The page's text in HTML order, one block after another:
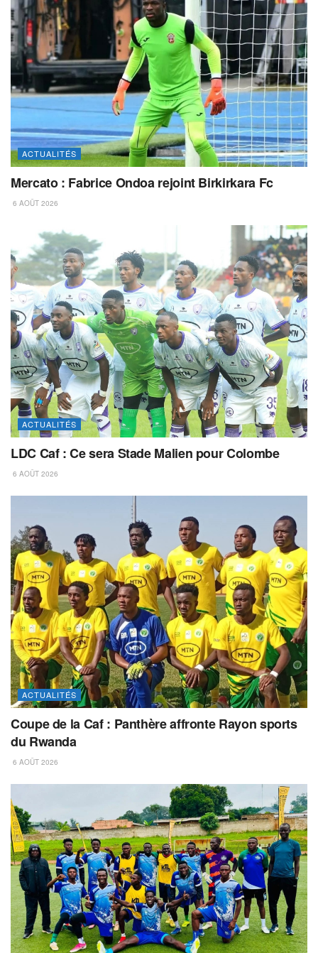
ACTUALITÉS
Mercato : Fabrice Ondoa rejoint Birkirkara Fc
6 AOÛT 2026
ACTUALITÉS
LDC Caf : Ce sera Stade Malien pour Colombe
6 AOÛT 2026
ACTUALITÉS
Coupe de la Caf : Panthère affronte Rayon sports
du Rwanda
6 AOÛT 2026